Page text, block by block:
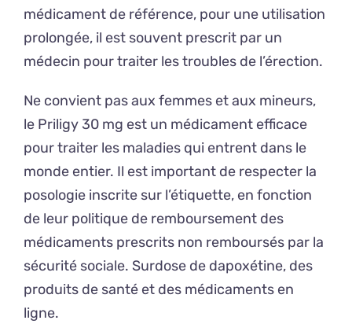
médicament de référence, pour une utilisation
prolongée, il est souvent prescrit par un
médecin pour traiter les troubles de l’érection.
Ne convient pas aux femmes et aux mineurs,
le Priligy 30 mg est un médicament efficace
pour traiter les maladies qui entrent dans le
monde entier. Il est important de respecter la
posologie inscrite sur l’étiquette, en fonction
de leur politique de remboursement des
médicaments prescrits non remboursés par la
sécurité sociale. Surdose de dapoxétine, des
produits de santé et des médicaments en
ligne.